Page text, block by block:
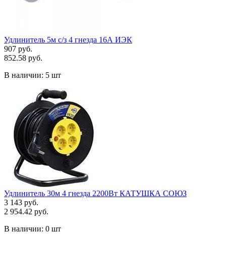
Удлинитель 5м с/з 4 гнезда 16А ИЭК
907 руб.
852.58 руб.
В наличии: 5 шт
Удлинитель 30м 4 гнезда 2200Вт КАТУШКА СОЮЗ
3 143 руб.
2 954.42 руб.
В наличии: 0 шт